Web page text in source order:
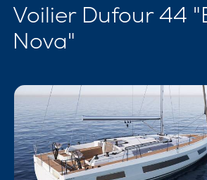
Voilier Dufour 44
Nova"